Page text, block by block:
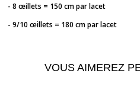
- 8 œillets = 150 cm par lacet
- 9/10 œillets = 180 cm par lacet
VOUS AIMEREZ